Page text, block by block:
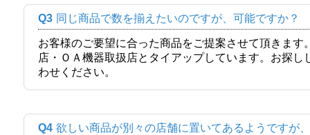
Q3 同じ商品で数を揃えたいのですが、可能ですか？
お客様のご要望に合った商品をご提案させて頂きま
店・ＯＡ機器取扱店とタイアップしています。お探
わせください。
Q4 欲しい商品が別々の店舗に置いてあるようですが